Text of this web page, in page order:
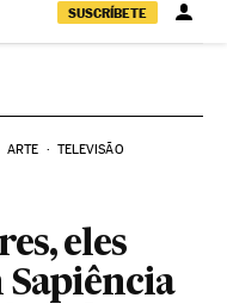
SUSCRÍBETE
ARTE TELEVISÃO
eles
Sapiência